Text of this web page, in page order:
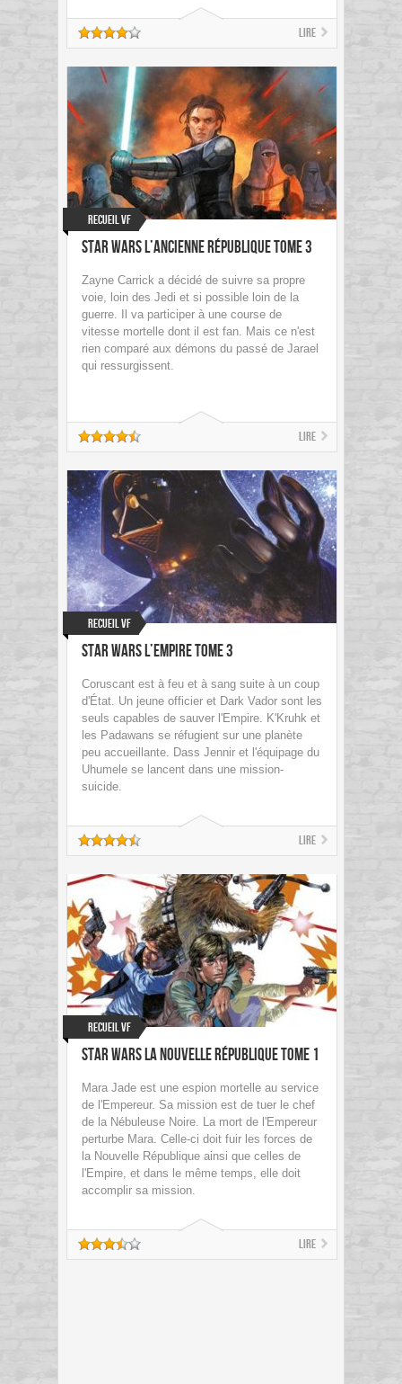
Lire
Recueil VF
Star Wars L’Ancienne République tome 3
Zayne Carrick a décidé de suivre sa propre
voie, loin des Jedi et si possible loin de la
guerre. Il va participer à une course de
vitesse mortelle dont il est fan. Mais ce n'est
rien comparé aux démons du passé de Jarael
qui ressurgissent.
Lire
Recueil VF
Star Wars L’Empire Tome 3
Coruscant est à feu et à sang suite à un coup
d'État. Un jeune officier et Dark Vador sont les
seuls capables de sauver l'Empire. K'Kruhk et
les Padawans se réfugient sur une planète
peu accueillante. Dass Jennir et l'équipage du
Uhumele se lancent dans une mission-
suicide.
Lire
Recueil VF
Star Wars La Nouvelle République Tome 1
Mara Jade est une espion mortelle au service
de l'Empereur. Sa mission est de tuer le chef
de la Nébuleuse Noire. La mort de l'Empereur
perturbe Mara. Celle-ci doit fuir les forces de
la Nouvelle République ainsi que celles de
l'Empire, et dans le même temps, elle doit
accomplir sa mission.
Lire